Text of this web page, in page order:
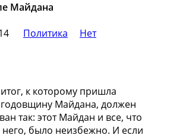
Майдана
Политика
Нет
к которому пришла
Майдана, должен
так: этот Майдан и все, что
было неизбежно. И если